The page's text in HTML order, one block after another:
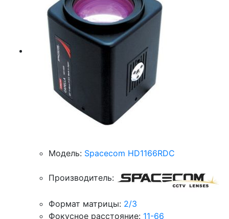
Модель: Spacecom HD1166RDC
Производитель:
Формат матрицы: 2/3
Фокусное расстояние: 11-66